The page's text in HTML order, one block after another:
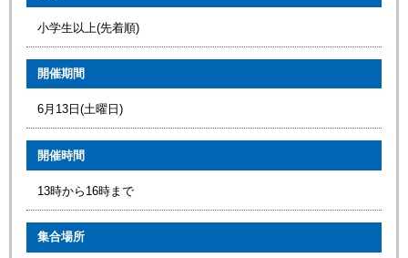
小学生以上(先着順)
開催期間
6月13日(土曜日)
開催時間
13時から16時まで
集合場所